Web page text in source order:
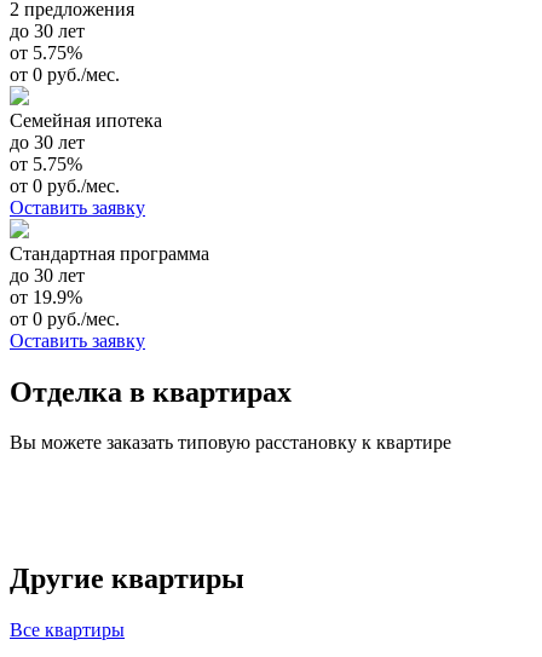
2 предложения
до 30 лет
от 5.75%
от 0 руб./мес.
Семейная ипотека
до 30 лет
от 5.75%
от 0 руб./мес.
Оставить заявку
Стандартная программа
до 30 лет
от 19.9%
от 0 руб./мес.
Оставить заявку
Отделка в квартирах
Вы можете заказать типовую расстановку к квартире
Другие квартиры
Все квартиры